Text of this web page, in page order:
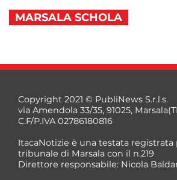
MARSALA SCHOLA
Copyright 2021 © PubliNews S.r.l.s.
via Amendola 33/35, 91025,
C.F/P.IVA 02786180816
ItacaNotizie è una testata registrata
tribunale di Marsala con il n.219
Direttore responsabile: Nicola